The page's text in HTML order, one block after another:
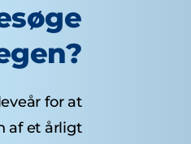
for at
af et årligt